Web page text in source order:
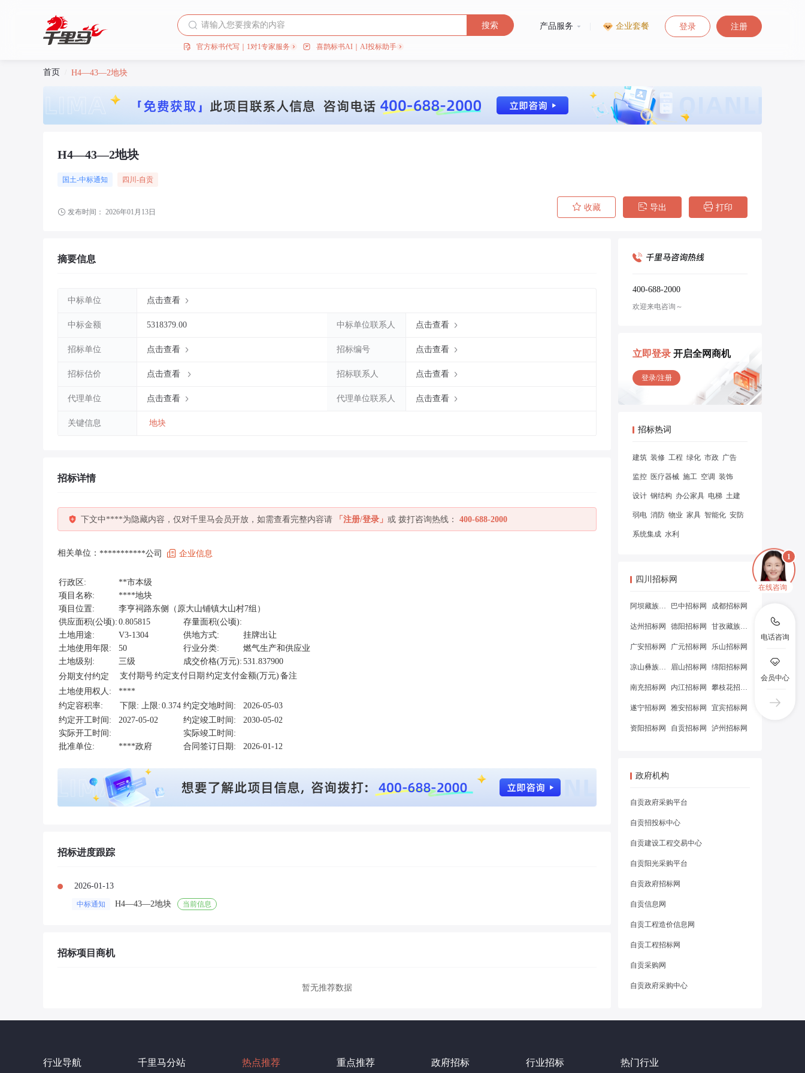
搜索
官方标书代写｜1对1专家服务 喜鹊标书AI｜AI投标助手
产品服务 企业套餐 登录 注册
在线咨询
电话咨询
会员中心
首页 H4—43—2地块
H4—43—2地块
国土-中标通知 四川 -自贡
发布时间： 2026年01月13日 收藏 导出 打印
摘要信息
中标单位 点击查看
中标金额 5318379.00 中标单位联系人 点击查看
招标单位 点击查看 招标编号 点击查看
招标估价 点击查看 招标联系人 点击查看
代理单位 点击查看 代理单位联系人 点击查看
关键信息 地块
招标详情
下文中****为隐藏内容，仅对千里马会员开放，如需查看完整内容请 「注册/登录」 或 拨打咨询热线： 400-688-2000
相关单位： ***********公司 企业信息
行政区:
**市本级
项目名称:
****地块
项目位置:
李亨祠路东侧（原大山铺镇大山村7组）
供应面积(公顷): 0.805815
存量面积(公顷):
土地用途:
V3-1304 供地方式:
挂牌出让
土地使用年限:
50 行业分类:
燃气生产和供应业
土地级别:
三级 成交价格(万元): 531.837900
分期支付约定
支付期号约定支付日期 约定支付金额(万元) 备注
土地使用权人:
****
约定容积率:
下限: 上限: 0.374 约定交地时间:
2026-05-03
约定开工时间:
2027-05-02 约定竣工时间:
2030-05-02
实际开工时间:
实际竣工时间:
批准单位:
****政府 合同签订日期: 2026-01-12
招标进度跟踪
2026-01-13
中标通知 H4—43—2地块 当前信息
招标项目商机
暂无推荐数据
400-688-2000
欢迎来电咨询～
立即登录 开启全网商机
登录/注册
招标热词
建筑 装修 工程 绿化 市政 广告
监控 医疗器械 施工 空调 装饰
设计 钢结构 办公家具 电梯 土建
弱电 消防 物业 家具 智能化 安防
系统集成 水利
四川招标网
阿坝藏族羌族自治州招标网 巴中招标网 成都招标网
达州招标网 德阳招标网 甘孜藏族自治州招标网
广安招标网 广元招标网 乐山招标网
凉山彝族自治州招标网 眉山招标网 绵阳招标网
南充招标网 内江招标网 攀枝花招标网
遂宁招标网 雅安招标网 宜宾招标网
资阳招标网 自贡招标网 泸州招标网
政府机构
自贡政府采购平台
自贡招投标中心
自贡建设工程交易中心
自贡阳光采购平台
自贡政府招标网
自贡信息网
自贡工程造价信息网
自贡工程招标网
自贡采购网
自贡政府采购中心
行业导航 千里马分站 热点推荐 重点推荐 政府招标 行业招标 热门行业